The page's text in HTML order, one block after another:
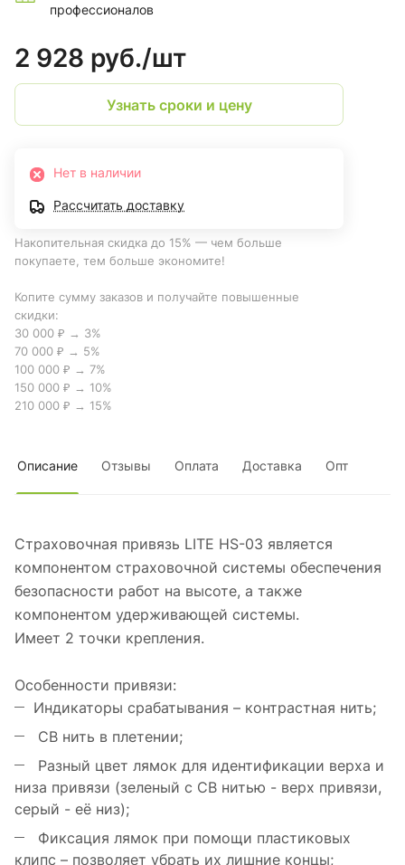
профессионалов
2 928 руб./шт
Узнать сроки и цену
Нет в наличии
Рассчитать доставку
Накопительная скидка до 15% — чем больше
покупаете, тем больше экономите!
Копите сумму заказов и получайте повышенные
скидки:
30 000 ₽ → 3%
70 000 ₽ → 5%
100 000 ₽ → 7%
150 000 ₽ → 10%
210 000 ₽ → 15%
Описание Отзывы Оплата Доставка Опт
Страховочная привязь LITE HS-03 является
компонентом страховочной системы обеспечения
безопасности работ на высоте, а также
компонентом удерживающей системы.
Имеет 2 точки крепления.
Особенности привязи:
Индикаторы срабатывания – контрастная нить;
СВ нить в плетении;
Разный цвет лямок для идентификации верха и
низа привязи (зеленый с СВ нитью - верх привязи,
серый - её низ);
Фиксация лямок при помощи пластиковых
клипс – позволяет убрать их лишние концы;